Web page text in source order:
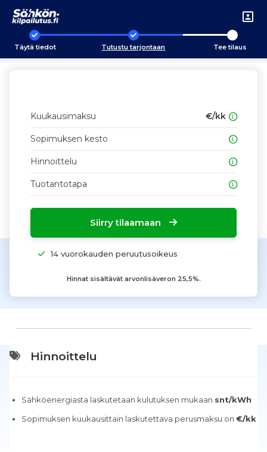
Täytä tiedot Tutustu tarjontaan Tee tilaus
Kuukausimaksu €/kk
Sopimuksen kesto
Hinnoittelu
Tuotantotapa
Siirry tilaamaan
14 vuorokauden peruutusoikeus
Hinnat sisältävät arvonlisäveron 25,5%.
Hinnoittelu
Sähköenergiasta laskutetaan kulutuksen mukaan snt/kWh
Sopimuksen kuukausittain laskutettava perusmaksu on €/kk